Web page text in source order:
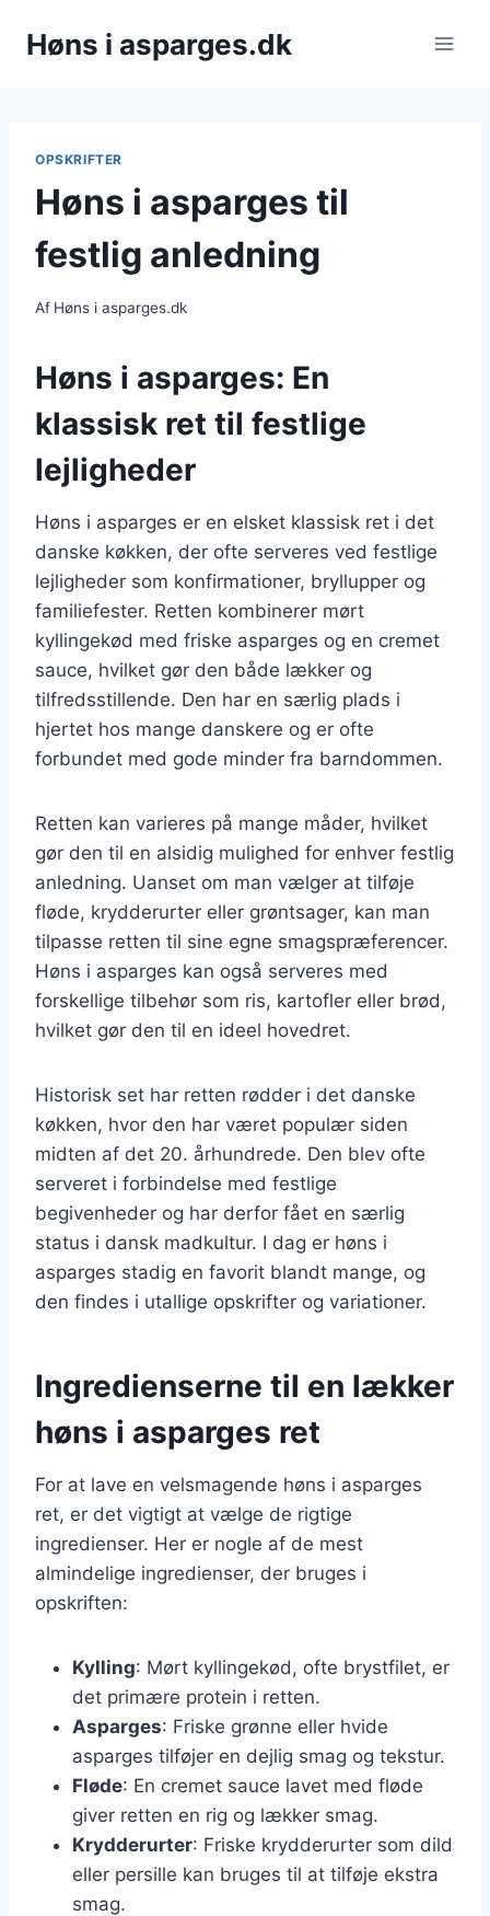
Høns i asparges.dk
OPSKRIFTER
Høns i asparges til
festlig anledning
Af Høns i asparges.dk
Høns i asparges: En
klassisk ret til festlige
lejligheder
Høns i asparges er en elsket klassisk ret i det
danske køkken, der ofte serveres ved festlige
lejligheder som konfirmationer, bryllupper og
familiefester. Retten kombinerer mørt
kyllingekød med friske asparges og en cremet
sauce, hvilket gør den både lækker og
tilfredsstillende. Den har en særlig plads i
hjertet hos mange danskere og er ofte
forbundet med gode minder fra barndommen.
Retten kan varieres på mange måder, hvilket
gør den til en alsidig mulighed for enhver festlig
anledning. Uanset om man vælger at tilføje
fløde, krydderurter eller grøntsager, kan man
tilpasse retten til sine egne smagspræferencer.
Høns i asparges kan også serveres med
forskellige tilbehør som ris, kartofler eller brød,
hvilket gør den til en ideel hovedret.
Historisk set har retten rødder i det danske
køkken, hvor den har været populær siden
midten af det 20. århundrede. Den blev ofte
serveret i forbindelse med festlige
begivenheder og har derfor fået en særlig
status i dansk madkultur. I dag er høns i
asparges stadig en favorit blandt mange, og
den findes i utallige opskrifter og variationer.
Ingredienserne til en lækker
høns i asparges ret
For at lave en velsmagende høns i asparges
ret, er det vigtigt at vælge de rigtige
ingredienser. Her er nogle af de mest
almindelige ingredienser, der bruges i
opskriften:
Kylling: Mørt kyllingekød, ofte brystfilet, er
det primære protein i retten.
Asparges: Friske grønne eller hvide
asparges tilføjer en dejlig smag og tekstur.
Fløde: En cremet sauce lavet med fløde
giver retten en rig og lækker smag.
Krydderurter: Friske krydderurter som dild
eller persille kan bruges til at tilføje ekstra
smag.